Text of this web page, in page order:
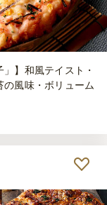
】和風テイスト・
風味・ボリューム